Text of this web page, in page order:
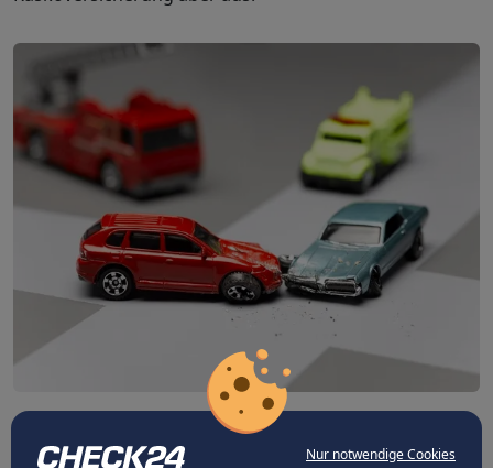
Nur notwendige Cookies